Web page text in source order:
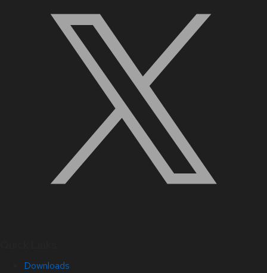
Downloads